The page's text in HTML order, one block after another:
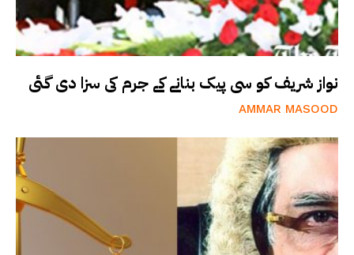
نواز شریف کو سی پیک بنانے کے جرم کی سزا دی گئی
AMMAR MASOOD